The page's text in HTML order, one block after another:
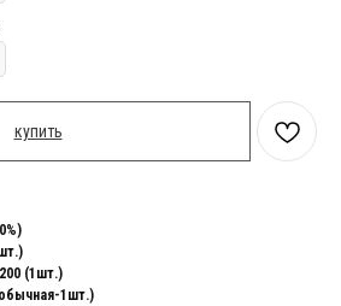
купить
(1шт.)
1шт.)